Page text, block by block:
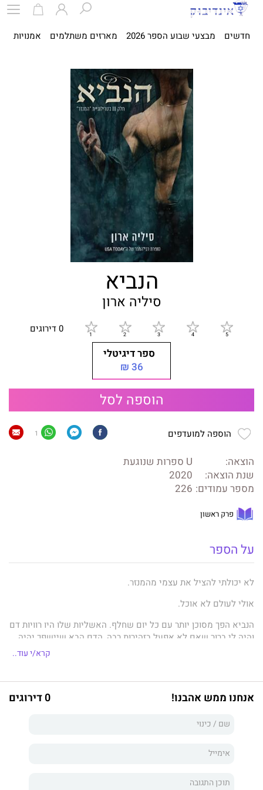
חדשים מבצעי שבוע הספר 2026 מארזים משתלמים אמנויות
הנביא
סיליה ארון
0 דירוגים
ספר דיגיטלי
36 ₪
הוספה לסל
הוספה למועדפים 1
הוצאה:
U ספרות שנוגעת
שנת הוצאה:
2020
מספר עמודים: 226
פרק ראשון
על הספר
לא יכולתי להציל את עצמי מהמנזר.
אולי לעולם לא אוכל.
הנביא הפך מסוכן יותר עם כל יום שחלף. האשליות שלו היו רוויות דם
והיה לי ברור שאם לא אפעל בזהירות רבה, הדם הבא שיישפך יהיה
החתחתים שבה צעדתי הובילה בחזרה אל אדם ואל עיניו הכהות
המלאות אשמה. קיבלתי הצצה אל נשמתו וידעתי שהוא לא המפלצת
אלא שהיה קשה כל כך להגיע אליו.
כשבאתי לכאן, ידעתי שאהיה חייבת להילחם – פשוט לא הבנתי
קרא/י עוד..
אנחנו ממש אהבנו! 0 דירוגים